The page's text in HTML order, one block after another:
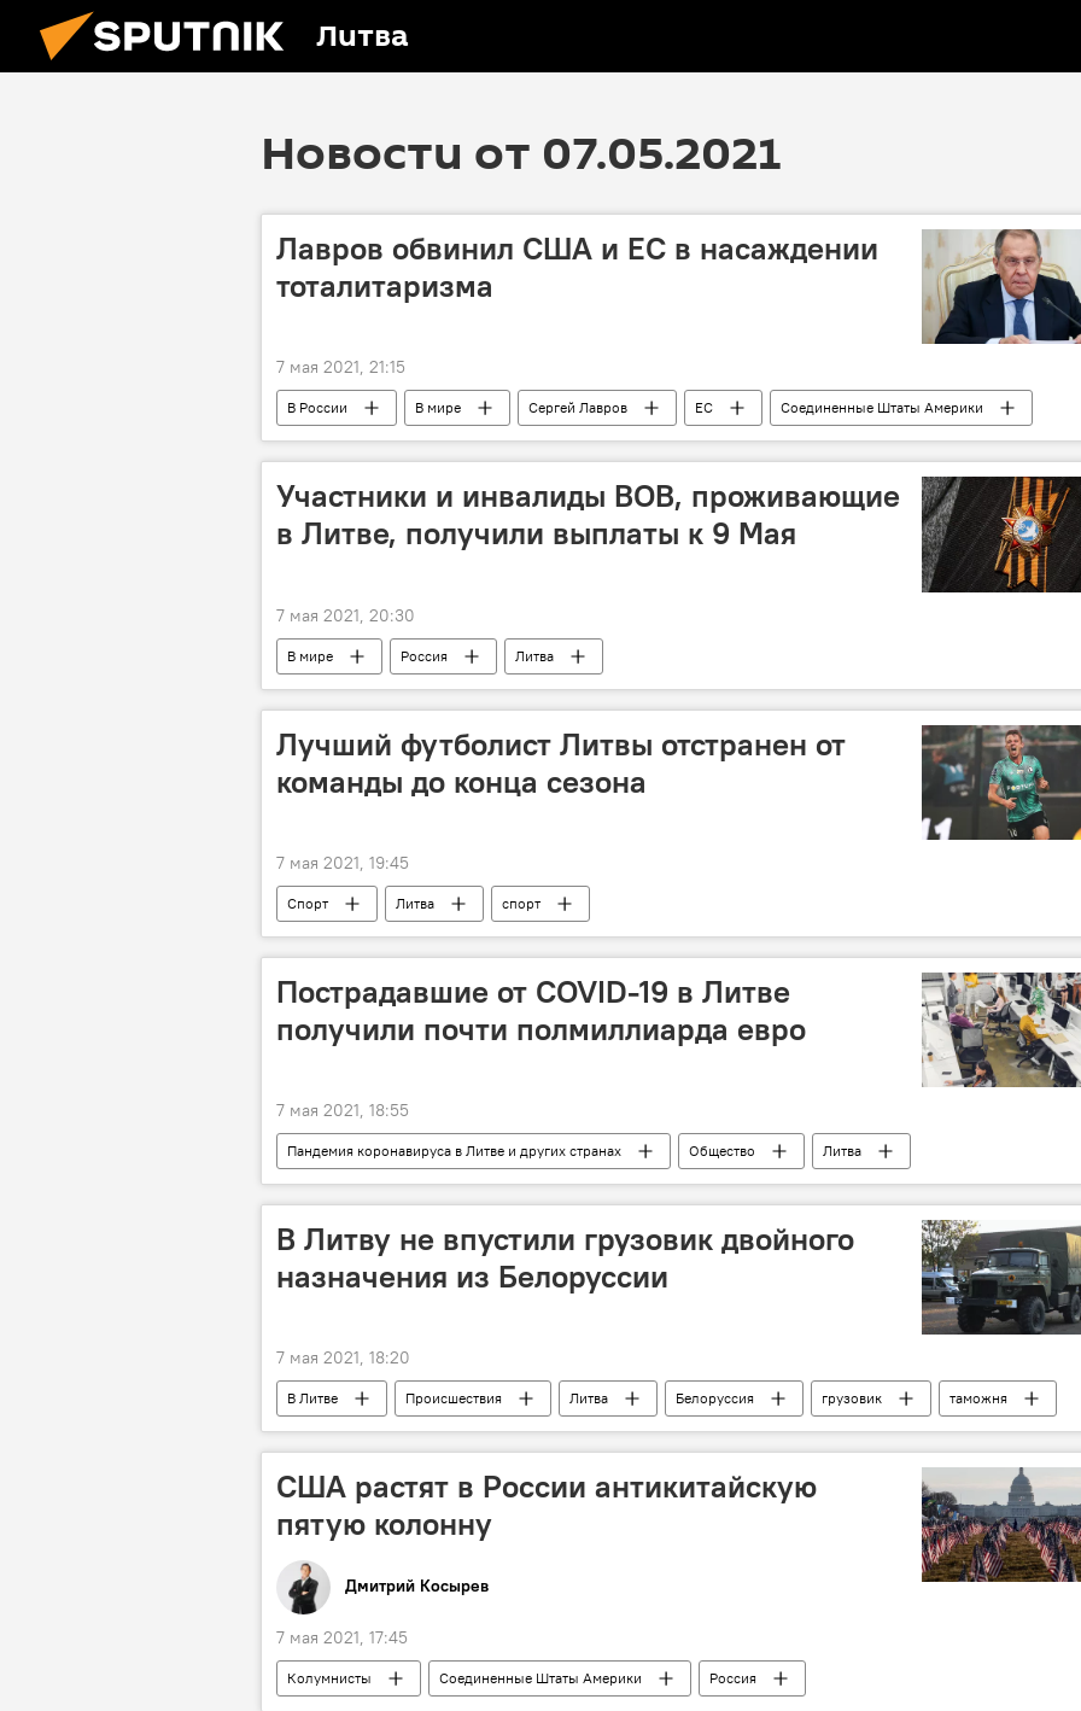
Литва
Новости от 07.05.2021
Лавров обвинил США и ЕС в насаждении
тоталитаризма
7 мая 2021, 21:15
В России В мире Сергей Лавров ЕС
Соединенные Штаты Америки
Россия
Участники и инвалиды ВОВ, проживающие
в Литве, получили выплаты к 9 Мая
7 мая 2021, 20:30
В мире Россия Литва
Лучший футболист Литвы отстранен от
команды до конца сезона
7 мая 2021, 19:45
Спорт Литва спорт
Пострадавшие от COVID-19 в Литве
получили почти полмиллиарда евро
7 мая 2021, 18:55
Пандемия коронавируса в Литве и других странах Общество
Литва
коронавирус
В Литву не впустили грузовик двойного
назначения из Белоруссии
7 мая 2021, 18:20
В Литве Происшествия Литва Белоруссия грузовик
таможня
таможня Литвы
США растят в России антикитайскую
пятую колонну
Дмитрий Косырев
7 мая 2021, 17:45
Колумнисты Соединенные Штаты Америки Россия